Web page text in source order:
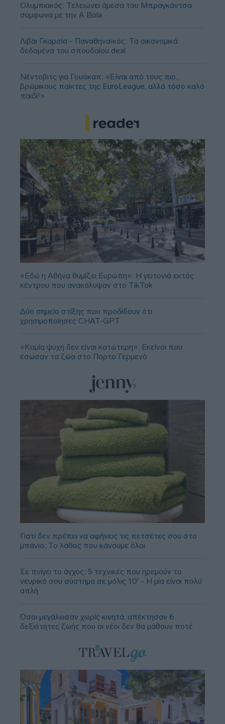
Ολυμπιακός: Τελειώνει άμεσα του Μπραγκάντσα
σύμφωνα με την A Bola
Λιβάι Γκαρσία - Παναθηναϊκός: Τα οικονομικά
δεδομένα του σπουδαίου deal
Νέντοβιτς για Γουόκαπ: «Είναι από τους πιο...
βρώμικους παίκτες της EuroLeague, αλλά τόσο καλό
παιδί!»
«Εδώ η Αθήνα θυμίζει Ευρώπη»: H γειτονιά εκτός
κέντρου που ανακάλυψαν στο TikTok
Δύο σημείο στίξης που προδίδουν ότι
χρησιμοποίησες CHAT-GPT
«Καμία ψυχή δεν είναι κατώτερη»: Εκείνοι που
έσωσαν τα ζώα στο Πόρτο Γερμενό
Γιατί δεν πρέπει να αφήνεις τις πετσέτες σου στο
μπάνιο; Το λάθος που κάνουμε όλοι
Σε πνίγει το άγχος; 5 τεχνικές που ηρεμούν το
νευρικό σου σύστημα σε μόλις 10' - Η μία είναι πολύ
απλή
Όσοι μεγάλωσαν χωρίς κινητά, απέκτησαν 6
δεξιότητες ζωής που οι νέοι δεν θα μάθουν ποτέ